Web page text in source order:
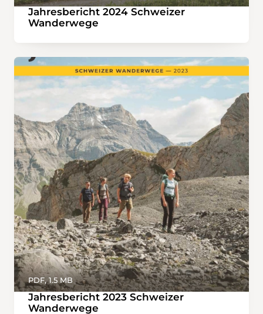
Jahresbericht 2024 Schweizer
Wanderwege
Jahresbericht 2023 Schweizer
Wanderwege
PDF, 1.5 MB